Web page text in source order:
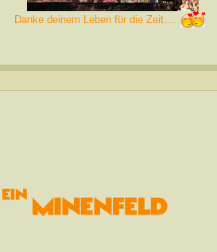
Danke deinem Leben für die Zeit....